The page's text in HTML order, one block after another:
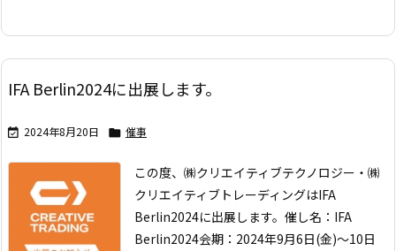
IFA Berlin2024に出展します。
 2024年8月20日  催事
この度、㈱クリエイティブテクノロジー・㈱
クリエイティブトレーディングはIFA
Berlin2024に出展します。 催し名：IFA
Berlin2024会期：2024年9月6日(金)～10日